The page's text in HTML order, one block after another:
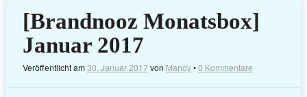
[Brandnooz Monatsbox]
Januar 2017
Veröffentlicht am30. Januar 2017von Mandy•0 Kommentare